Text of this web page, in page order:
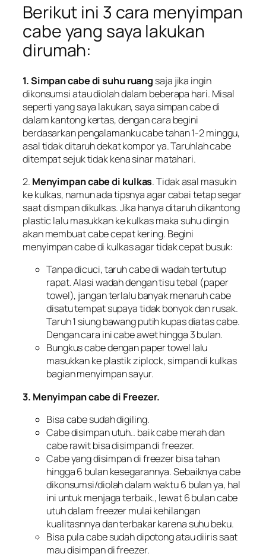
Berikut ini 3 cara menyimpan
cabe yang saya lakukan
dirumah:
1. Simpan cabe di suhu ruang saja jika ingin
dikonsumsi atau diolah dalam beberapa hari. Misal
seperti yang saya lakukan, saya simpan cabe di
dalam kantong kertas, dengan cara begini
berdasarkan pengalamanku cabe tahan 1-2 minggu,
asal tidak ditaruh dekat kompor ya. Taruhlah cabe
ditempat sejuk tidak kena sinar matahari.
2. Menyimpan cabe di kulkas. Tidak asal masukin
ke kulkas, namun ada tipsnya agar cabai tetap segar
saat dismpan dikulkas. Jika hanya ditaruh dikantong
plastic lalu masukkan ke kulkas maka suhu dingin
akan membuat cabe cepat kering. Begini
menyimpan cabe di kulkas agar tidak cepat busuk:
Tanpa dicuci, taruh cabe di wadah tertutup
rapat. Alasi wadah dengan tisu tebal (paper
towel), jangan terlalu banyak menaruh cabe
disatu tempat supaya tidak bonyok dan rusak.
Taruh 1 siung bawang putih kupas diatas cabe.
Dengan cara ini cabe awet hingga 3 bulan.
Bungkus cabe dengan paper towel lalu
masukkan ke plastik ziplock, simpan di kulkas
bagian menyimpan sayur.
3. Menyimpan cabe di Freezer.
Bisa cabe sudah digiling.
Cabe disimpan utuh.. baik cabe merah dan
cabe rawit bisa disimpan di freezer.
Cabe yang disimpan di freezer bisa tahan
hingga 6 bulan kesegarannya. Sebaiknya cabe
dikonsumsi/diolah dalam waktu 6 bulan ya, hal
ini untuk menjaga terbaik., lewat 6 bulan cabe
utuh dalam freezer mulai kehilangan
kualitasnnya dan terbakar karena suhu beku.
Bisa pula cabe sudah dipotong atau diiris saat
mau disimpan di freezer.